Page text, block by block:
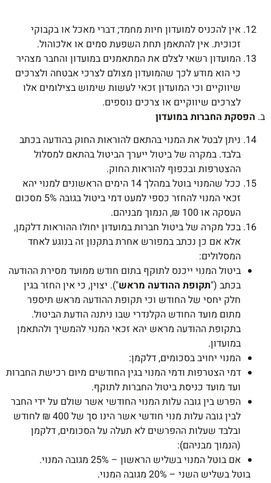
אין להכניס למועדון חיות מחמד; דברי מאכל או בקבוקי
זכוכית. אין להתאמן תחת השפעת סמים או אלכוהול.
המועדון רשאי לצלם את המתאמנים במועדון והחבר מצהיר
כי הוא מודע לכך שהמועדון מצולם לצרכי אבטחה ולצרכים
שיווקיים וכי המועדון זכאי לעשות שימוש בצילומים אלו
לצרכים שיווקיים או צרכים נוספים.
ב. הפסקת החברותבמועדון
ניתן לבטל את המנוי בהתאם להוראות החוק בהודעה בכתב
בלבד. במקרה של ביטול ייערך הביטול בהתאם למסלול
ההצטרפות ובכפוף להוראות החוק.
ככל שהמנוי בוטל במהלך 14 הימים הראשונים למנוי יהא
זכאי המנוי להחזר כספי למעט דמי ביטול בגובה 5% מסכום
העסקה או 100 ₪, הנמוך מבניהם.
בכל מקרה של ביטול חברות במועדון יחולו ההוראות דלקמן,
אלא אם כן נכתב במפורש אחרת בתקנון זה בנוגע לאחד
המסלולים:
ביטול המנוי ייכנס לתוקף בתום חודש ממועד מסירת ההודעה
בכתב ("תקופת ההודעה מראש"). יצוין, כי אין החזר בגין
חלק יחסי של החודש וכי תקופת ההודעה מראש תיספר
מתום מועד החודש הקלנדרי שבו ניתנה הודעת הביטול.
בתקופת ההודעה מראש יהא זכאי המנוי להמשיך ולהתאמן
במועדון.
המנוי יחויב בסכומים, דלקמן:
דמי הצטרפות ודמי המנוי בגין החודשים מיום רכישת החברות
ועד מועד כניסת ביטול החברות לתוקף.
הפרש בין גובה עלות המנוי החודשי אשר שולם על ידי החבר
לבין גובה עלות מנוי חודשי אשר הינו סך של 400 ₪ לחודש
ובלבד שעלות ההפרשים לא תעלה על הסכומים, דלקמן
(הנמוך מבניהם):
אם בוטל המנוי בשליש הראשון – 25% מגובה המנוי.
בוטל בשליש השני – 20% מגובה המנוי.